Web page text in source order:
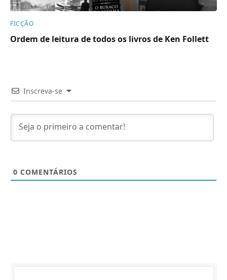
FICÇÃO
Ordem de leitura de todos os livros de Ken Follett
Inscreva-se
0 COMENTÁRIOS